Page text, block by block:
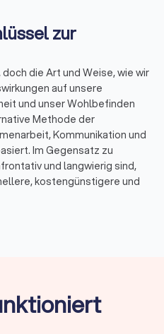
zur
die Art und Weise, wie wir
auf unsere
und unser Wohlbefinden
Methode der
Kommunikation und
Im Gegensatz zu
und langwierig sind,
kostengünstigere und